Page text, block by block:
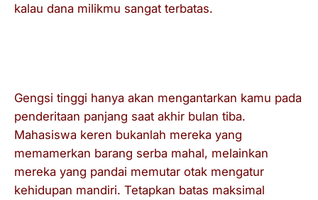
kalau dana milikmu sangat terbatas.
Gengsi tinggi hanya akan mengantarkan kamu pada
penderitaan panjang saat akhir bulan tiba.
Mahasiswa keren bukanlah mereka yang
memamerkan barang serba mahal, melainkan
mereka yang pandai memutar otak mengatur
kehidupan mandiri. Tetapkan batas maksimal